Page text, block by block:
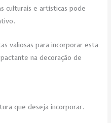
culturais e artísticas pode
valiosas para incorporar esta
na decoração de
que deseja incorporar.